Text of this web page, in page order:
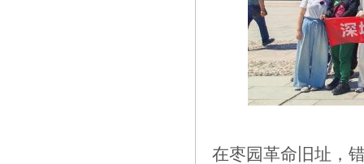
在枣园革命旧址，